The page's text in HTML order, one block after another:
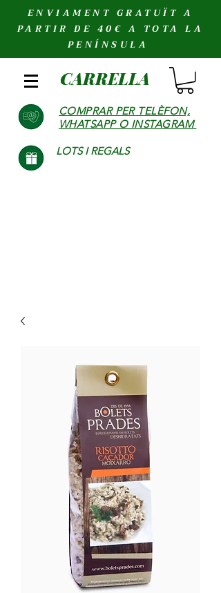
ENVIAMENT GRATUÏT A
PARTIR DE 40€ A TOTA LA
PENÍNSULA
CARRELLA
COMPRAR PER TELÈFON,
WHATSAPP O INSTAGRAM
LOTS I REGALS